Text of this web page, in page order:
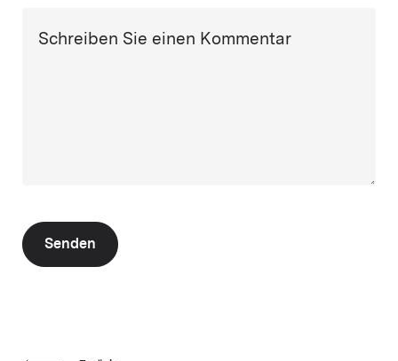
Schreiben Sie einen Kommentar
Senden